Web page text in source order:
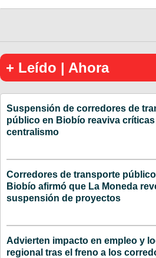
+ Leído | Ahora
Suspensión de corredores de
público en Biobío reaviva
centralismo
Corredores de transporte
Biobío afirmó que La Moneda
suspensión de proyectos
Advierten impacto en empleo y
regional tras el freno a los